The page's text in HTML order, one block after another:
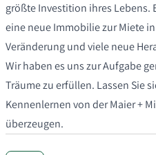
größte Investition ihres Lebens.
eine neue Immobilie zur Miete
Veränderung und viele neue
Wir haben es uns zur Aufgabe
Träume zu erfüllen. Lassen Sie
Kennenlernen von der Maier +
überzeugen.